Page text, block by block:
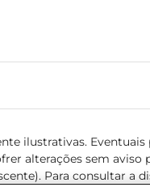
ilustrativas. Eventuais
alterações sem aviso
Para consultar a